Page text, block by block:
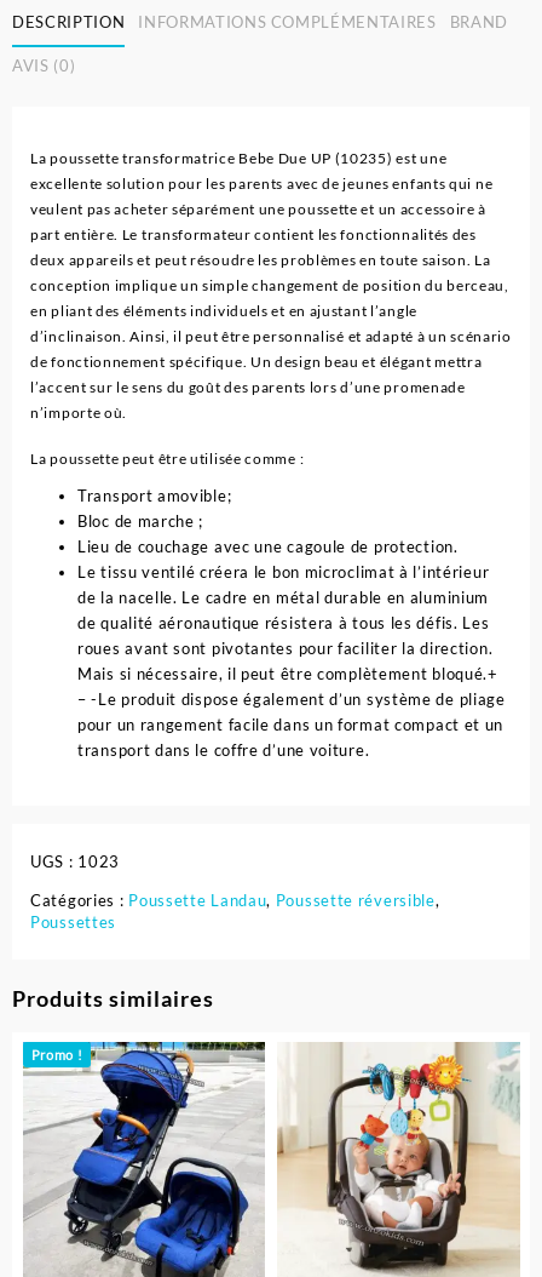
Landau
réversible
pour
bebédue
DESCRIPTION INFORMATIONS COMPLÉMENTAIRES BRAND
AVIS (0)
La poussette transformatrice Bebe Due UP (10235) est une
excellente solution pour les parents avec de jeunes enfants qui ne
veulent pas acheter séparément une poussette et un accessoire à
part entière. Le transformateur contient les fonctionnalités des
deux appareils et peut résoudre les problèmes en toute saison. La
conception implique un simple changement de position du berceau,
en pliant des éléments individuels et en ajustant l’angle
d’inclinaison. Ainsi, il peut être personnalisé et adapté à un scénario
de fonctionnement spécifique. Un design beau et élégant mettra
l’accent sur le sens du goût des parents lors d’une promenade
n’importe où.
La poussette peut être utilisée comme :
Transport amovible;
Bloc de marche ;
Lieu de couchage avec une cagoule de protection.
Le tissu ventilé créera le bon microclimat à l’intérieur
de la nacelle. Le cadre en métal durable en aluminium
de qualité aéronautique résistera à tous les défis. Les
roues avant sont pivotantes pour faciliter la direction.
Mais si nécessaire, il peut être complètement bloqué.+
– -Le produit dispose également d’un système de pliage
pour un rangement facile dans un format compact et un
transport dans le coffre d’une voiture.
UGS : 1023
Catégories : Poussette Landau, Poussette réversible,
Poussettes
Produits similaires
Promo !